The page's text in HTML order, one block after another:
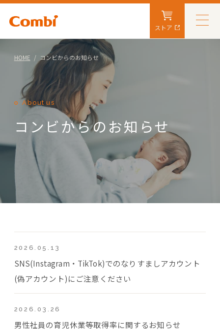
ストア
HOME コンビからのお知らせ
About us
コンビからのお知らせ
2026.05.13
SNS(Instagram・TikTok)でのなりすましアカウント
(偽アカウント)にご注意ください
2026.03.26
男性社員の育児休業等取得率に関するお知らせ